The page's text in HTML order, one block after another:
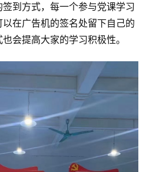
到方式，每一个参与党课学习
在广告机的签名处留下自己的
会提高大家的学习积极性。